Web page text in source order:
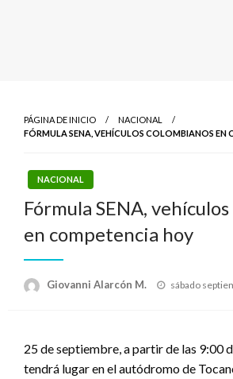
PÁGINA DE INICIO
NACIONAL
FÓRMULA SENA, VEHÍCULOS COLOMBIANOS EN
NACIONAL
Fórmula SENA,
en competencia hoy
Giovanni Alarcón M.
Publicado
sábado
25 de septiembre, a partir de las 9:00
tendrá lugar en el autódromo de